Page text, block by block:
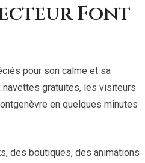
Font
pour son calme et sa
navettes gratuites, les visiteurs
en quelques minutes
des boutiques, des animations